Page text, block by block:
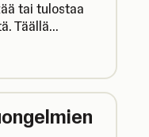
tai tulostaa
Täällä